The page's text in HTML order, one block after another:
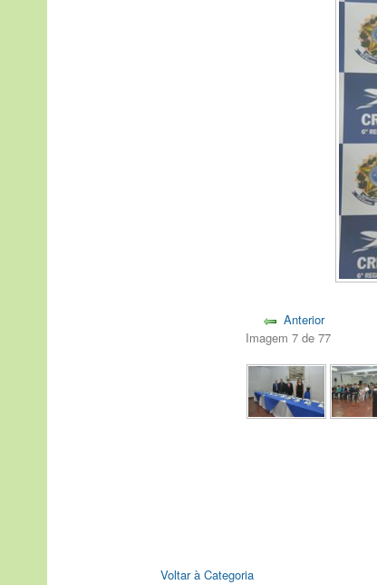
Anterior
Imagem 7 de 77
Voltar à Categoria